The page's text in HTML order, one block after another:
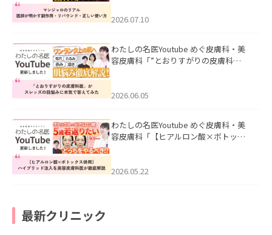
た。
2026.07.10
わたしの名医Youtube めぐ皮膚科・美
容皮膚科「”とおりすがりの皮膚科
2026.06.05
わたしの名医Youtube めぐ皮膚科・美
容皮膚科「【ヒアルロン酸×ボトック
た。
2026.05.22
最新クリニック